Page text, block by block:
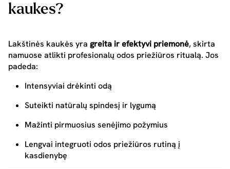
kaukes?
Lakštinės kaukės yra greita ir efektyvi priemonė, skirta
namuose atlikti profesionalų odos priežiūros ritualą. Jos
padeda:
Intensyviai drėkinti odą
Suteikti natūralų spindesį ir lygumą
Mažinti pirmuosius senėjimo požymius
Lengvai integruoti odos priežiūros rutiną į
kasdienybę